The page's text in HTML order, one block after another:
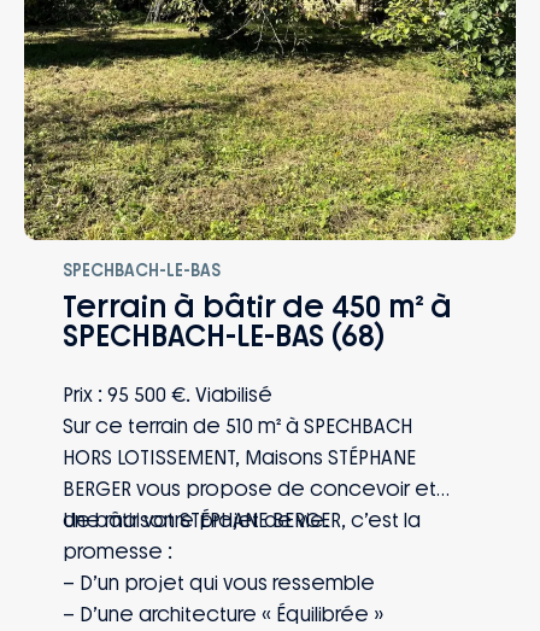
famille êtes protégés, quoi qu’il arrive.
SPECHBACH-LE-BAS
Terrain à bâtir de 450 m² à
SPECHBACH-LE-BAS (68)
Prix : 95 500 €. Viabilisé
Sur ce terrain de 510 m² à SPECHBACH
HORS LOTISSEMENT, Maisons STÉPHANE
BERGER vous propose de concevoir et
de bâtir votre projet de vie.
Une maison STÉPHANE BERGER, c’est la
promesse :
– D’un projet qui vous ressemble
– D’une architecture « Équilibrée »